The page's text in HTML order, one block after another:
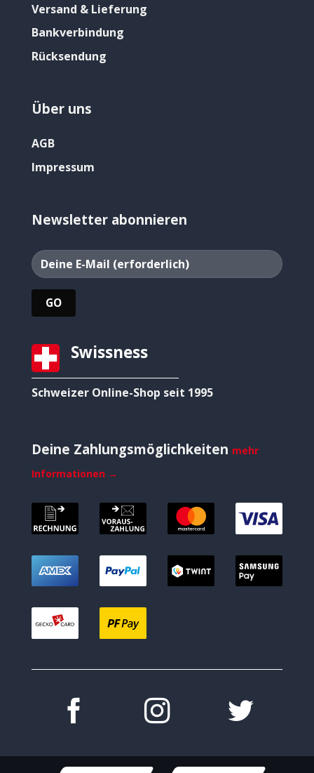
Versand & Lieferung
Bankverbindung
Rücksendung
Über uns
AGB
Impressum
Newsletter abonnieren
Swissness
Schweizer Online-Shop seit 1995
Deine Zahlungsmöglichkeiten mehr
Informationen →